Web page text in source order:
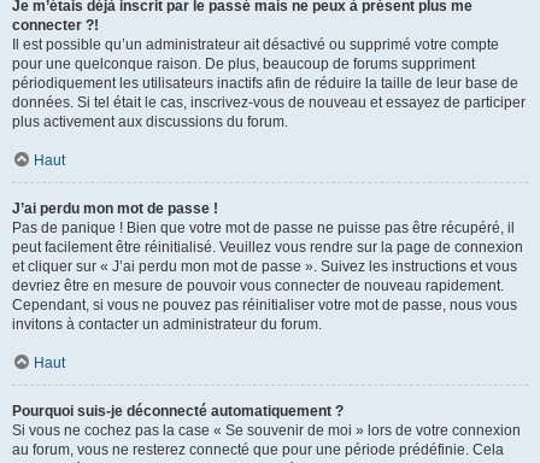
Je m’étais déjà inscrit par le passé mais ne peux à présent plus me
connecter ?!
Il est possible qu’un administrateur ait désactivé ou supprimé votre compte
pour une quelconque raison. De plus, beaucoup de forums suppriment
périodiquement les utilisateurs inactifs afin de réduire la taille de leur base de
données. Si tel était le cas, inscrivez-vous de nouveau et essayez de participer
plus activement aux discussions du forum.
Haut
J’ai perdu mon mot de passe !
Pas de panique ! Bien que votre mot de passe ne puisse pas être récupéré, il
peut facilement être réinitialisé. Veuillez vous rendre sur la page de connexion
et cliquer sur « J’ai perdu mon mot de passe ». Suivez les instructions et vous
devriez être en mesure de pouvoir vous connecter de nouveau rapidement.
Cependant, si vous ne pouvez pas réinitialiser votre mot de passe, nous vous
invitons à contacter un administrateur du forum.
Haut
Pourquoi suis-je déconnecté automatiquement ?
Si vous ne cochez pas la case « Se souvenir de moi » lors de votre connexion
au forum, vous ne resterez connecté que pour une période prédéfinie. Cela